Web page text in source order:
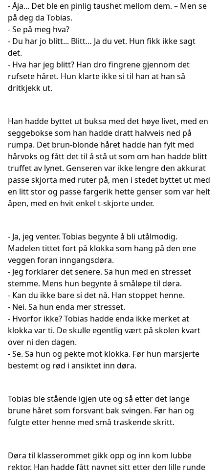
- Åja... Det ble en pinlig taushet mellom dem. – Men se
på deg da Tobias.
- Se på meg hva?
- Du har jo blitt... Blitt… Ja du vet. Hun fikk ikke sagt
det.
- Hva har jeg blitt? Han dro fingrene gjennom det
rufsete håret. Hun klarte ikke si til han at han så
dritkjekk ut.
Han hadde byttet ut buksa med det høye livet, med en
seggebokse som han hadde dratt halvveis ned på
rumpa. Det brun-blonde håret hadde han fylt med
hårvoks og fått det til å stå ut som om han hadde blitt
truffet av lynet. Genseren var ikke lengre den akkurat
passe skjorta med ruter på, men i stedet byttet ut med
en litt stor og passe fargerik hette genser som var helt
åpen, med en hvit enkel t-skjorte under.
- Ja, jeg venter. Tobias begynte å bli utålmodig.
Madelen tittet fort på klokka som hang på den ene
veggen foran inngangsdøra.
- Jeg forklarer det senere. Sa hun med en stresset
stemme. Mens hun begynte å småløpe til døra.
- Kan du ikke bare si det nå. Han stoppet henne.
- Nei. Sa hun enda mer stresset.
- Hvorfor ikke? Tobias hadde enda ikke merket at
klokka var ti. De skulle egentlig vært på skolen kvart
over ni den dagen.
- Se. Sa hun og pekte mot klokka. Før hun marsjerte
bestemt og rød i ansiktet inn døra.
Tobias ble stående igjen ute og så etter det lange
brune håret som forsvant bak svingen. Før han og
fulgte etter henne med små traskende skritt.
Døra til klasserommet gikk opp og inn kom lubbe
rektor. Han hadde fått navnet sitt etter den lille runde